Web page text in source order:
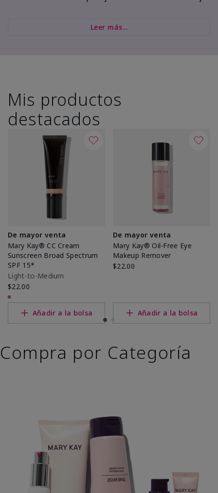
Leer más...
Mis productos
destacados
De mayor venta
Mary Kay® CC Cream
Sunscreen Broad Spectrum
SPF 15*
Light-to-Medium
$22.00
Añadir a la bolsa
De mayor venta
Mary Kay® Oil-Free Eye
Makeup Remover
$22.00
Añadir a la bolsa
Compra por Categoría